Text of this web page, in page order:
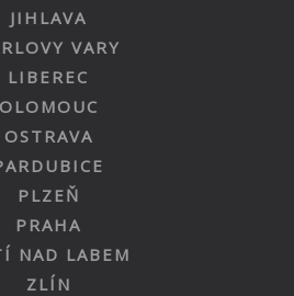
JIHLAVA
VARY
LIBEREC
OLOMOUC
OSTRAVA
PLZEŇ
PRAHA
NAD LABEM
ZLÍN